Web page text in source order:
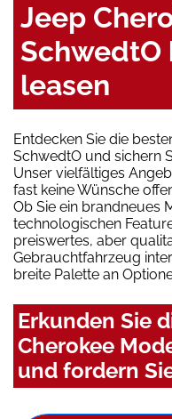
Jeep
SchwedtO
leasen
Entdecken Sie die
SchwedtO und sichern
Unser vielfältiges
fast keine Wünsche
Ob Sie ein brandneues
technologischen
preiswertes, aber
Gebrauchtfahrzeug
breite Palette an
Erkunden Sie
Cherokee
und fordern